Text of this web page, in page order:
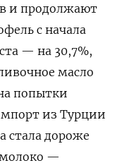
и продолжают
с начала
— на 30,7%,
масло
попытки
из Турции
стала дороже
молоко —